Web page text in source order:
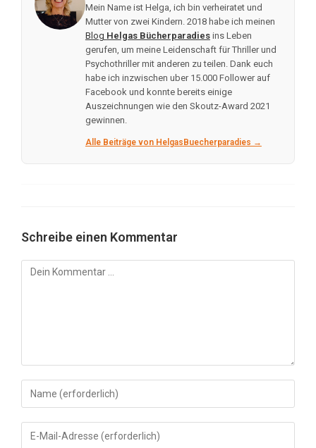
Mein Name ist Helga, ich bin verheiratet und
Mutter von zwei Kindern. 2018 habe ich meinen
Blog Helgas Bücherparadiesins Leben
gerufen, um meine Leidenschaft für Thriller und
Psychothriller mit anderen zu teilen. Dank euch
habe ich inzwischen uber 15.000 Follower auf
Facebook und konnte bereits einige
Auszeichnungen wie den Skoutz-Award 2021
gewinnen.
Alle Beiträge von HelgasBuecherparadies →
Schreibe einen Kommentar
Kommentar
Gib
deinen
Namen
oder
Gib